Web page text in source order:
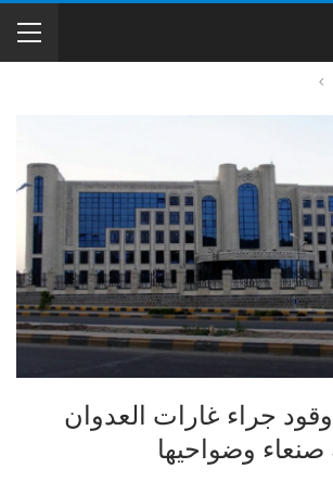
وقود جراء غارات العدوان
وضواحيها